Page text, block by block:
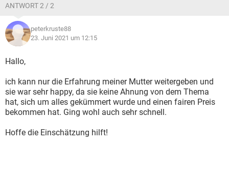
ANTWORT 2 / 2
peterkruste88
23. Juni 2021 um 12:15
Hallo,
ich kann nur die Erfahrung meiner Mutter weitergeben und
sie war sehr happy, da sie keine Ahnung von dem Thema
hat, sich um alles gekümmert wurde und einen fairen Preis
bekommen hat. Ging wohl auch sehr schnell.
Hoffe die Einschätzung hilft!